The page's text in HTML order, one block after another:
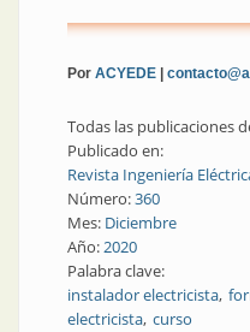
Por ACYEDE |
Todas las publicaciones
Publicado en:
Revista Ingeniería
Número:360
Mes: Diciembre
Año:2020
Palabra clave:
instalador electricista
electricista curso